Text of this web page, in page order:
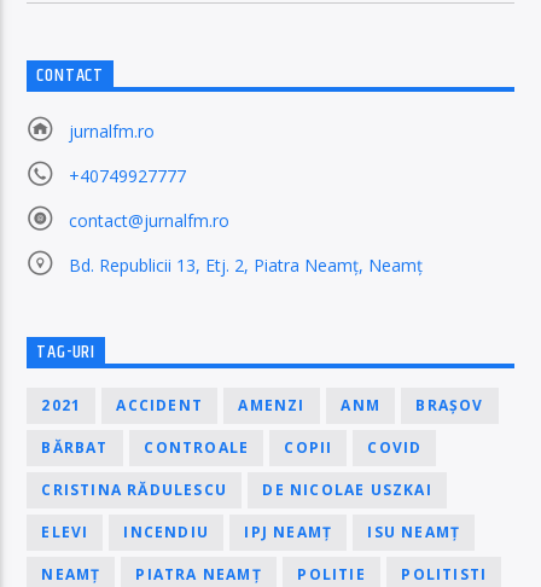
CONTACT
jurnalfm.ro
+40749927777
contact@jurnalfm.ro
Bd. Republicii 13, Etj. 2, Piatra Neamț, Neamț
TAG-URI
2021 ACCIDENT AMENZI ANM BRAȘOV
BĂRBAT CONTROALE COPII COVID
CRISTINA RĂDULESCU DE NICOLAE USZKAI
ELEVI INCENDIU IPJ NEAMȚ ISU NEAMȚ
NEAMȚ PIATRA NEAMȚ POLITIE POLITISTI